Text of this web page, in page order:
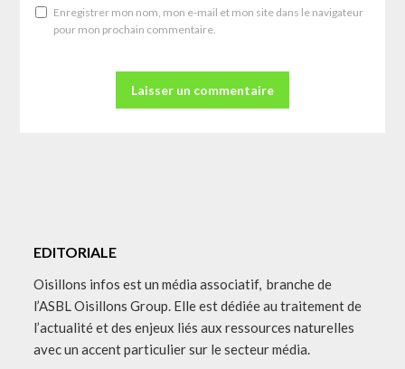
Enregistrer mon nom, mon e-mail et mon site dans le navigateur
pour mon prochain commentaire.
EDITORIALE
Oisillons infos est un média associatif, branche de
l’ASBL Oisillons Group. Elle est dédiée au traitement de
l’actualité et des enjeux liés aux ressources naturelles
avec un accent particulier sur le secteur média.